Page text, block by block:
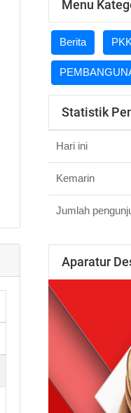
Menu
Berita PKK
Statistik
Hari ini
Kemarin
Jumlah
Aparatur